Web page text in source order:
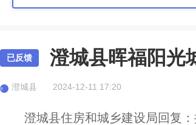
已反馈 澄城县晖福阳光
澄 澄城县 2024-12-11 17:20
澄城县住房和城乡建设局回复